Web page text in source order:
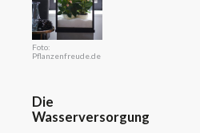
Foto:
Pflanzenfreude.de
Die
Wasserversorgung